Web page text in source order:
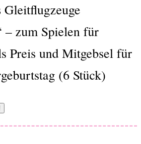
Gleitflugzeuge
– zum Spielen für
Preis und Mitgebsel für
(6 Stück)